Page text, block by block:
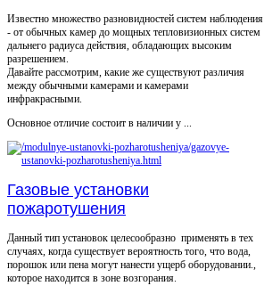
Известно множество разновидностей систем наблюдения
- от обычных камер до мощных тепловизионных систем
дальнего радиуса действия, обладающих высоким
разрешением.
Давайте рассмотрим, какие же существуют различия
между обычными камерами и камерами
инфракрасными.
Основное отличие состоит в наличии у ...
Газовые установки
пожаротушения
Данный тип установок целесообразно применять в тех
случаях, когда существует вероятность того, что вода,
порошок или пена могут нанести ущерб оборудовании.,
которое находится в зоне возгорания.